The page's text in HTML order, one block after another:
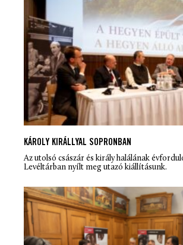
KÁROLY KIRÁLLYAL SOPRONBAN
Az utolsó császár és király halálának
Levéltárban nyílt meg utazó kiállításunk.